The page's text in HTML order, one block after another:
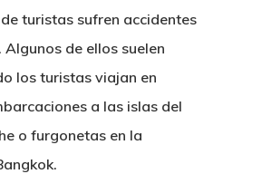
turistas sufren accidentes
Algunos de ellos suelen
los turistas viajan en
a las islas del
o furgonetas en la